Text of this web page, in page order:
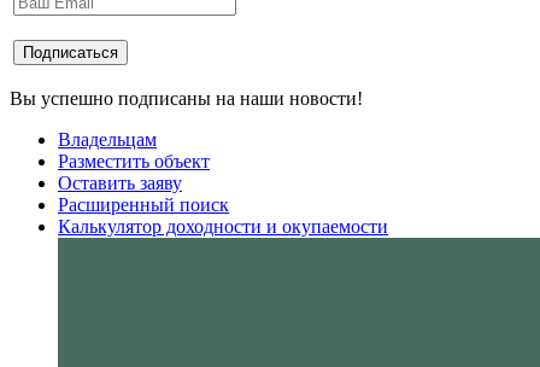
Вы успешно подписаны на наши новости!
Владельцам
Разместить объект
Оставить заяву
Расширенный поиск
Калькулятор доходности и окупаемости